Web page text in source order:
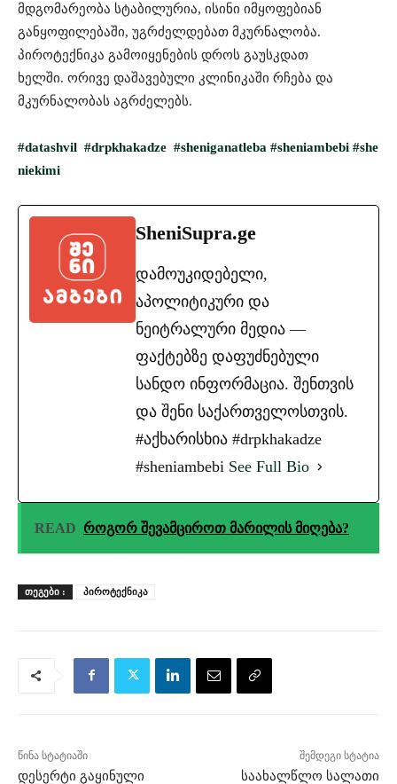
მდგომარეობა სტაბილურია, ისინი იმყოფებიან
განყოფილებაში, უგრძელდებათ მკურნალობა.
პიროტექნიკა გამოიყენების დროს გაუსკდათ
ხელში. ორივე დაშავებული კლინიკაში რჩება და
მკურნალობას აგრძელებს.
#datashvil #drpkhakadze #sheniganatleba #sheniambebi #she
niekimi
SheniSupra.ge
დამოუკიდებელი,
აპოლიტიკური და
ნეიტრალური მედია —
ფაქტებზე დაფუძნებული
სანდო ინფორმაცია. შენთვის
და შენი საქართველოსთვის.
#აქხარისხია #drpkhakadze
#sheniambebi See Full Bio
READ როგორ შევამციროთ მარილის მიღება?
ᲗᲔᲒᲔᲑᲘ : პიროტექნიკა
წინა სტატიაში
დესერტი გაყინული
შემდეგი სტატია
საახალწლო სალათი